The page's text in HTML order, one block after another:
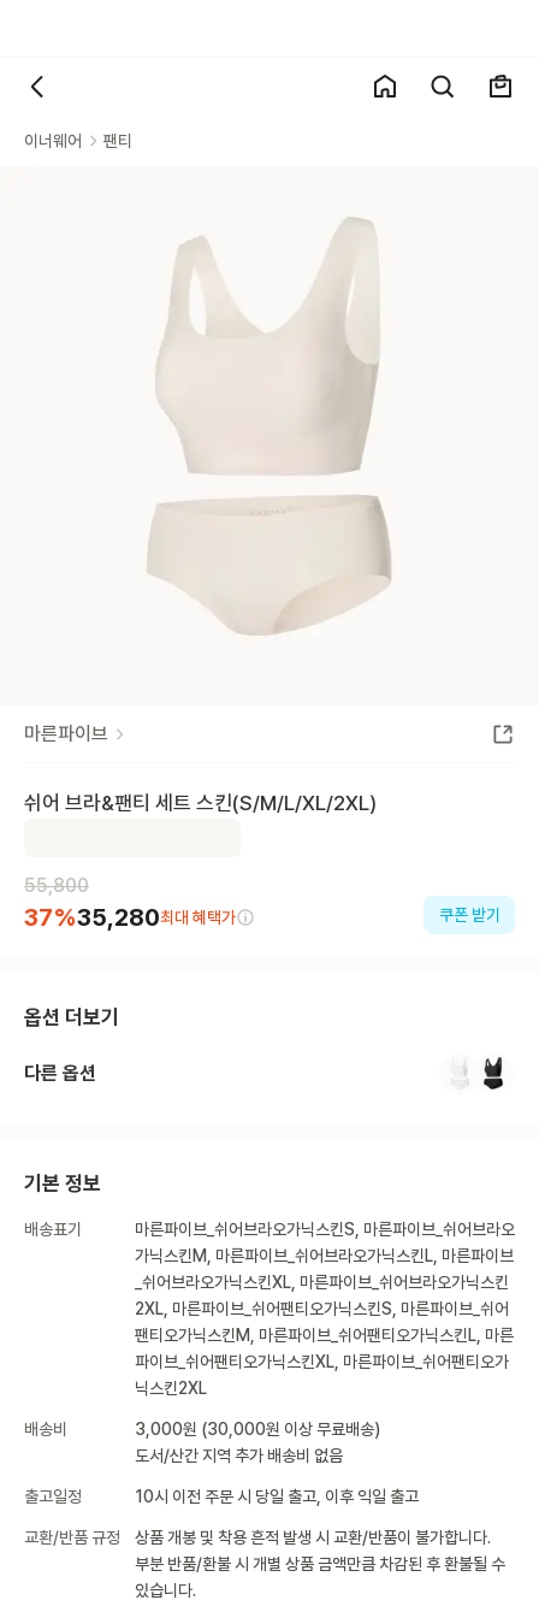
이너웨어 팬티
마른파이브
쉬어 브라&팬티 세트 스킨(S/M/L/XL/2XL)
55,800
37%35,280최대 혜택가 쿠폰 받기
옵션 더보기
다른 옵션
기본 정보
배송표기
마른파이브_쉬어브라오가닉스킨S, 마른파이브_쉬어브라오
가닉스킨M, 마른파이브_쉬어브라오가닉스킨L, 마른파이브
_쉬어브라오가닉스킨XL, 마른파이브_쉬어브라오가닉스킨
2XL, 마른파이브_쉬어팬티오가닉스킨S, 마른파이브_쉬어
팬티오가닉스킨M, 마른파이브_쉬어팬티오가닉스킨L, 마른
파이브_쉬어팬티오가닉스킨XL, 마른파이브_쉬어팬티오가
닉스킨2XL
배송비
3,000원 (30,000원 이상 무료배송)
도서/산간 지역 추가 배송비 없음
출고일정 10시 이전 주문 시 당일 출고, 이후 익일 출고
교환/반품 규정
상품 개봉 및 착용 흔적 발생 시 교환/반품이 불가합니다.
부분 반품/환불 시 개별 상품 금액만큼 차감된 후 환불될 수
있습니다.